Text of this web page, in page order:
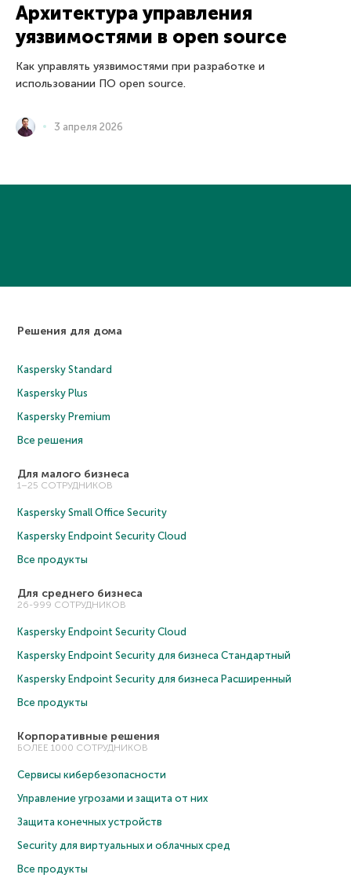
Архитектура управления
уязвимостями в open source
Как управлять уязвимостями при разработке и
использовании ПО open source.
3 апреля 2026
Решения для дома
Kaspersky Standard
Kaspersky Plus
Kaspersky Premium
Все решения
Для малого бизнеса
1–25 СОТРУДНИКОВ
Kaspersky Small Office Security
Kaspersky Endpoint Security Cloud
Все продукты
Для среднего бизнеса
26-999 СОТРУДНИКОВ
Kaspersky Endpoint Security Cloud
Kaspersky Endpoint Security для бизнеса Cтандартный
Kaspersky Endpoint Security для бизнеса Расширенный
Все продукты
Корпоративные решения
БОЛЕЕ 1000 СОТРУДНИКОВ
Сервисы кибербезопасности
Управление угрозами и защита от них
Защита конечных устройств
Security для виртуальных и облачных сред
Все продукты